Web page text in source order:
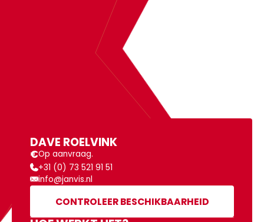
DAVE ROELVINK
DAVE ROELVINK
€Op aanvraag.
+31 (0) 73 521 91 51
info@janvis.nl
CONTROLEER BESCHIKBAARHEID